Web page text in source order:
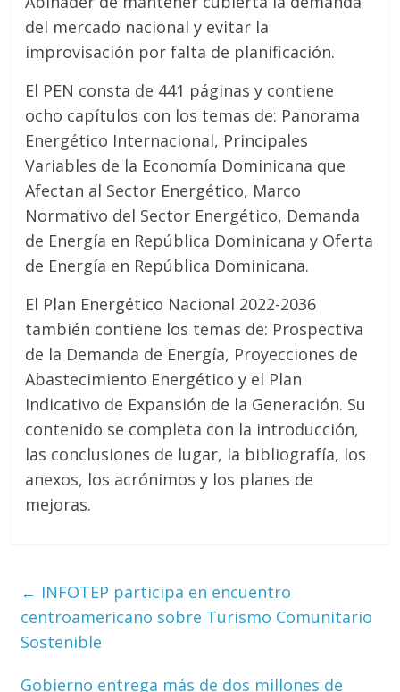
del mercado nacional y evitar la
improvisación por falta de planificación.
El PEN consta de 441 páginas y contiene
ocho capítulos con los temas de: Panorama
Energético Internacional, Principales
Variables de la Economía Dominicana que
Afectan al Sector Energético, Marco
Normativo del Sector Energético, Demanda
de Energía en República Dominicana y Oferta
de Energía en República Dominicana.
El Plan Energético Nacional 2022-2036
también contiene los temas de: Prospectiva
de la Demanda de Energía, Proyecciones de
Abastecimiento Energético y el Plan
Indicativo de Expansión de la Generación. Su
contenido se completa con la introducción,
las conclusiones de lugar, la bibliografía, los
anexos, los acrónimos y los planes de
mejoras.
← INFOTEP participa en encuentro
centroamericano sobre Turismo Comunitario
Sostenible
Gobierno entrega más de dos millones de